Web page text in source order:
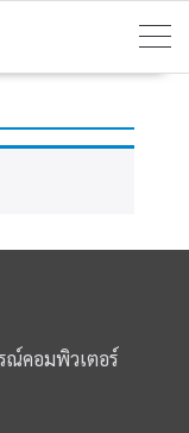
ณ์คอมพิวเตอร์